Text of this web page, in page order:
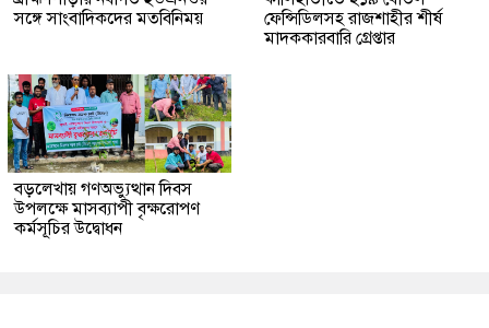
সঙ্গে সাংবাদিকদের মতবিনিময়
ফেন্সিডিলসহ রাজশাহীর শীর্ষ
মাদককারবারি গ্রেপ্তার
বড়লেখায় গণঅভ্যুত্থান দিবস
উপলক্ষে মাসব্যাপী বৃক্ষরোপণ
কর্মসূচির উদ্বোধন